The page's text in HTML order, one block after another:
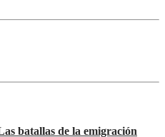
batallas de la emigración